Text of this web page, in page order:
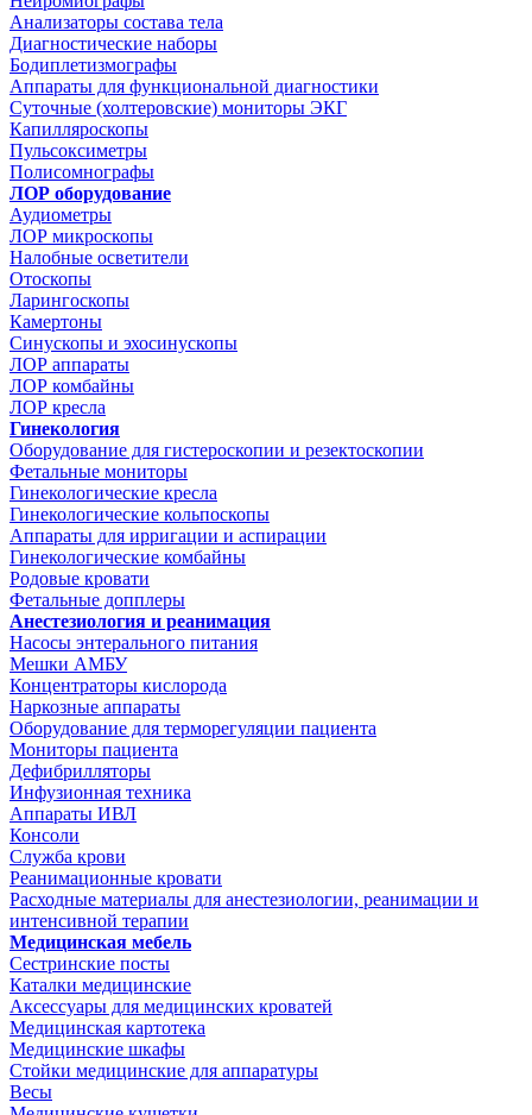
Анализаторы состава тела
Диагностические наборы
Бодиплетизмографы
Аппараты для функциональной диагностики
Суточные (холтеровские) мониторы ЭКГ
Капилляроскопы
Пульсоксиметры
Полисомнографы
ЛОР оборудование
Аудиометры
ЛОР микроскопы
Налобные осветители
Отоскопы
Ларингоскопы
Камертоны
Синускопы и эхосинускопы
ЛОР аппараты
ЛОР комбайны
ЛОР кресла
Гинекология
Оборудование для гистероскопии и резектоскопии
Фетальные мониторы
Гинекологические кресла
Гинекологические кольпоскопы
Аппараты для ирригации и аспирации
Гинекологические комбайны
Родовые кровати
Фетальные допплеры
Анестезиология и реанимация
Насосы энтерального питания
Мешки АМБУ
Концентраторы кислорода
Наркозные аппараты
Оборудование для терморегуляции пациента
Мониторы пациента
Дефибрилляторы
Инфузионная техника
Аппараты ИВЛ
Консоли
Служба крови
Реанимационные кровати
Расходные материалы для анестезиологии, реанимации и
интенсивной терапии
Медицинская мебель
Сестринские посты
Каталки медицинские
Аксессуары для медицинских кроватей
Медицинская картотека
Медицинские шкафы
Стойки медицинские для аппаратуры
Весы